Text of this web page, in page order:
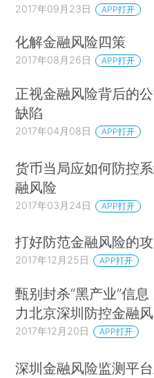
2017年09月23日 APP打开
化解金融风险四策
2017年08月26日 APP打开
正视金融风险背后的
缺陷
2017年04月08日 APP打开
货币当局应如何防控
融风险
2017年03月24日 APP打开
打好防范金融风险的
2017年12月25日 APP打开
甄别封杀“黑产业”信
力北京深圳防控金融
2017年12月20日 APP打开
深圳金融风险监测平